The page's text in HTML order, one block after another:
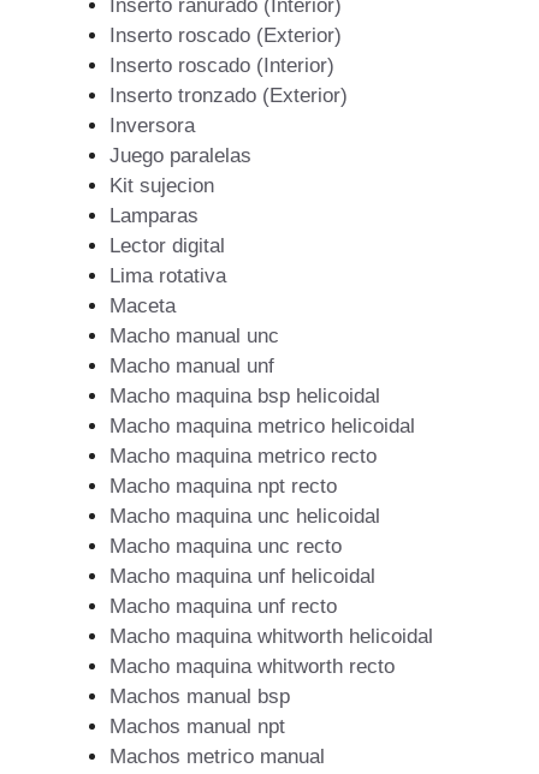
Inserto ranurado (Interior)
Inserto roscado (Exterior)
Inserto roscado (Interior)
Inserto tronzado (Exterior)
Inversora
Juego paralelas
Kit sujecion
Lamparas
Lector digital
Lima rotativa
Maceta
Macho manual unc
Macho manual unf
Macho maquina bsp helicoidal
Macho maquina metrico helicoidal
Macho maquina metrico recto
Macho maquina npt recto
Macho maquina unc helicoidal
Macho maquina unc recto
Macho maquina unf helicoidal
Macho maquina unf recto
Macho maquina whitworth helicoidal
Macho maquina whitworth recto
Machos manual bsp
Machos manual npt
Machos metrico manual